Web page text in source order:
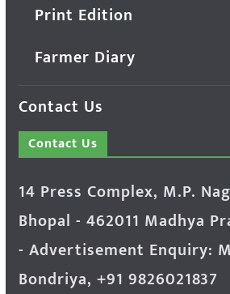
Print Edition
Farmer Diary
Contact Us
Contact Us
14 Press Complex, M.P.
Bhopal - 462011 Madhya
- Advertisement Enquiry:
Bondriya, +91 9826021837